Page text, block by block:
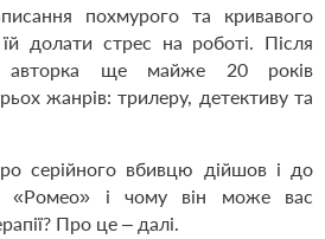
похмурого та кривавого
долати стрес на роботі. Після
авторка ще майже 20 років
жанрів: трилеру, детективу та
серійного вбивцю дійшов і до
«Ромео» і чому він може вас
Про це – далі.